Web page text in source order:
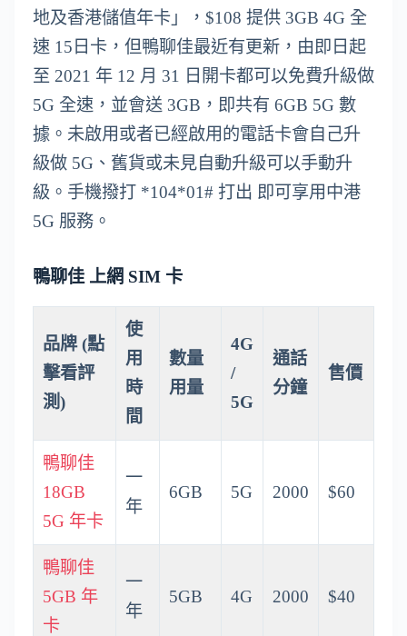
地及香港儲值年卡」，$108 提供 3GB 4G 全
速 15日卡，但鴨聊佳最近有更新，由即日起
至 2021 年 12 月 31 日開卡都可以免費升級做
5G 全速，並會送 3GB，即共有 6GB 5G 數
據。未啟用或者已經啟用的電話卡會自己升
級做 5G、舊貨或未見自動升級可以手動升
級。手機撥打 *104*01# 打出 即可享用中港
5G 服務。
鴨聊佳 上網 SIM 卡
品牌 (點
擊看評
測)
使
用
時
間
數量
用量
4G
/
5G
通話
分鐘
售價
鴨聊佳
18GB
5G 年卡
一
年
6GB 5G 2000 $60
鴨聊佳
5GB 年
卡
一
年
5GB 4G 2000 $40